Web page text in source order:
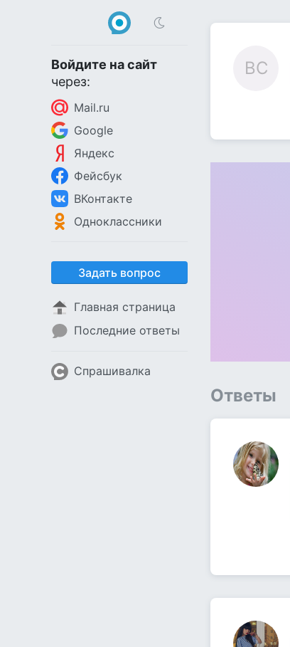
Войдите на сайт
через:
Mail.ru
Google
Яндекс
Фейсбук
ВКонтакте
Одноклассники
Задать вопрос
Главная страница
Последние ответы
Спрашивалка
ВС
Ответы